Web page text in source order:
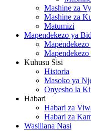
Mashine za
Mashine za
Matumizi
Mapendekezo ya
Kuhusu Sisi
Historia
Masoko ya
Onyesho la
Habari
Habari za
Habari za
Wasiliana Nasi